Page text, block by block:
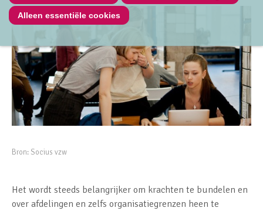
Bron: Socius vzw
Het wordt steeds belangrijker om krachten te bundelen en
over afdelingen en zelfs organisatiegrenzen heen te
Alleen essentiële cookies